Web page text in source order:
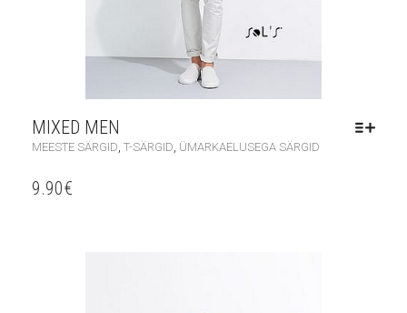
MIXED MEN
MEESTE SÄRGID T-SÄRGID ÜMARKAELUSEGA SÄRGID
9.90€